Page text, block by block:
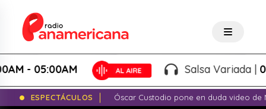
- 05:00AM Salsa Variada |
ESPECTÁCULOS
Óscar Custodio pone en duda video de